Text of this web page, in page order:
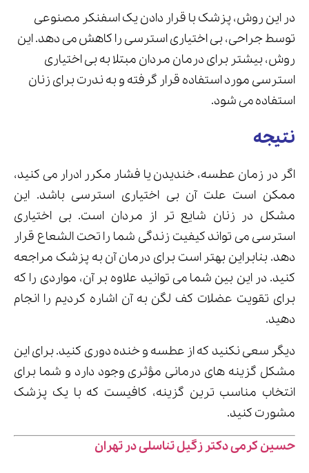
در این روش، پزشک با قرار دادن یک اسفنکر مصنوعی
توسط جراحی، بی اختیاری استرسی را کاهش می دهد. این
روش، بیشتر برای درمان مردان مبتلا به بی ‌اختیاری
استرسی مورد استفاده قرار گرفته و به ندرت برای زنان
استفاده می‌ شود.
نتیجه
اگر در زمان عطسه، خندیدن یا فشار مکرر ادرار می کنید،
ممکن است علت آن بی اختیاری استرسی باشد. این
مشکل در زنان شایع تر از مردان است. بی اختیاری
استرسی می تواند کیفیت زندگی شما را تحت الشعاع قرار
دهد. بنابراین بهتر است برای درمان آن به پزشک مراجعه
کنید. در این بین شما می توانید علاوه بر آن، مواردی را که
برای تقویت عضلات کف لگن به آن اشاره کردیم را انجام
دهید.
دیگر سعی نکنید که از عطسه و خنده دوری کنید. برای این
مشکل گزینه های درمانی مؤثری وجود دارد و شما برای
انتخاب مناسب ترین گزینه، کافیست که با یک پزشک
مشورت کنید.
حسین کرمی دکتر زگیل تناسلی در تهران